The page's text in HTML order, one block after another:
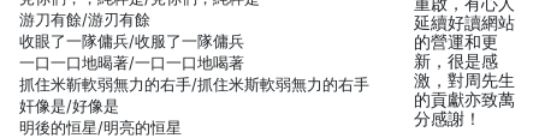
游刀有餘/游刃有餘
收眼了一隊傭兵/收服了一隊傭兵
一口一口地暍著/一口一口地喝著
抓住米靳軟弱無力的右手/抓住米斯軟弱無力的右手
奸像是/好像是
明後的恒星/明亮的恒星
延續好讀網站
的營運和更
新，很是感
激，對周先生
的貢獻亦致萬
分感謝！